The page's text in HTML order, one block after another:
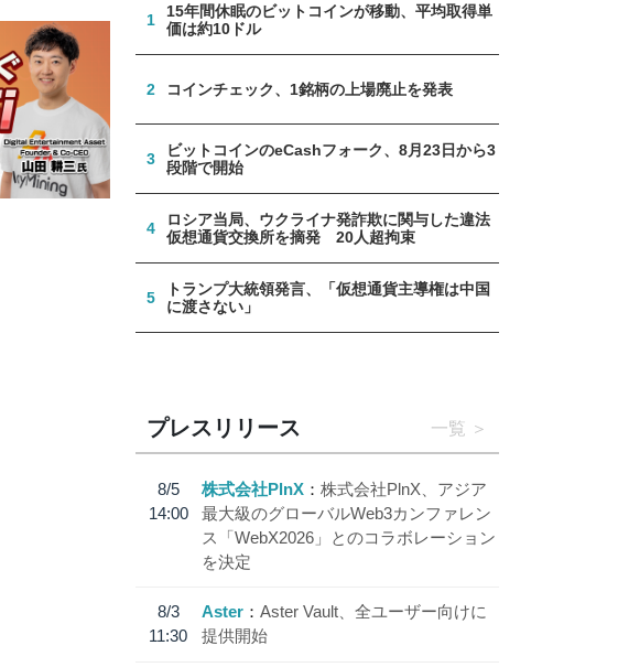
1
15年間休眠のビットコインが移動、平均取得単
価は約10ドル
2 コインチェック、1銘柄の上場廃止を発表
3
ビットコインのeCashフォーク、8月23日から3
段階で開始
4
ロシア当局、ウクライナ発詐欺に関与した違法
仮想通貨交換所を摘発 20人超拘束
5
トランプ大統領発言、「仮想通貨主導権は中国
に渡さない」
プレスリリース 一覧
8/5
14:00
株式会社PlnX
株式会社PlnX、アジア
最大級のグローバルWeb3カンファレン
ス「WebX2026」とのコラボレーション
を決定
8/3
11:30
Aster
Aster Vault、全ユーザー向けに
提供開始